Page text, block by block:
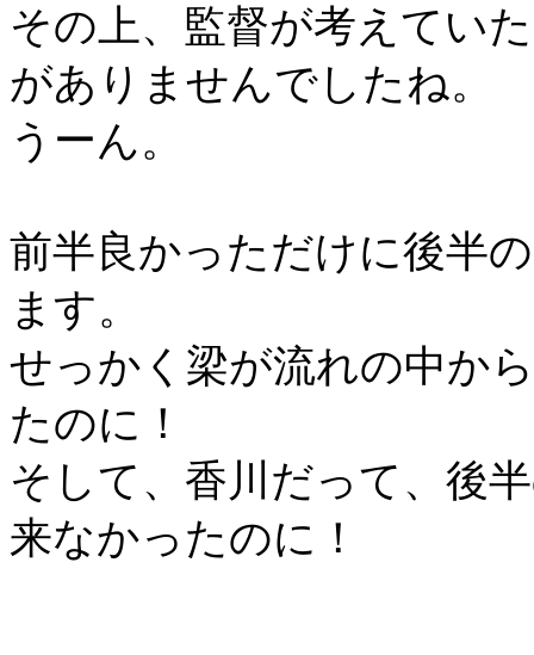
その上、監督が考えてい
がありませんでしたね。
うーん。
前半良かっただけに後半
ます。
せっかく梁が流れの中か
たのに！
そして、香川だって、後
来なかったのに！